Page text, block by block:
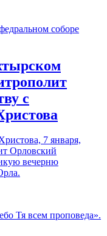
с
7 января,
Орловский
вечерню